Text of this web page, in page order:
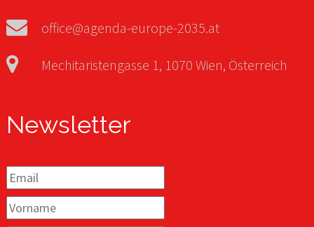
office@agenda-europe-2035.at
Mechitaristengasse 1, 1070 Wien, Österreich
Newsletter